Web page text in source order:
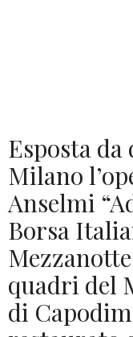
Esposta
Milano
Anselmi
Borsa
quadri del
di